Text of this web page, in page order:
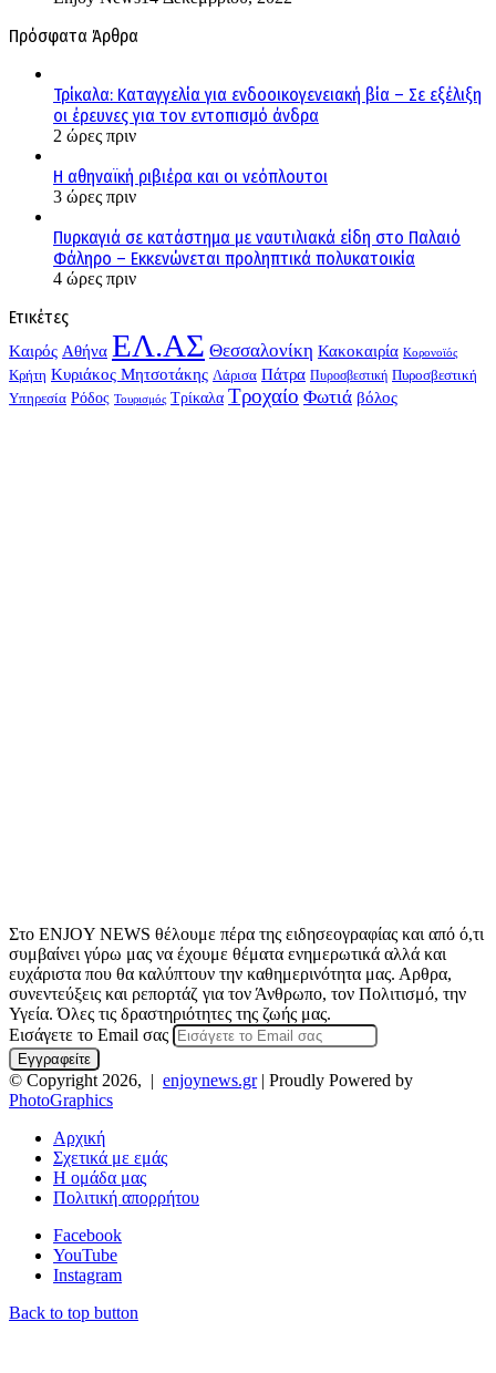
Πρόσφατα Άρθρα
Τρίκαλα: Καταγγελία για ενδοοικογενειακή βία – Σε εξέλιξη
οι έρευνες για τον εντοπισμό άνδρα
2 ώρες πριν
Η αθηναϊκή ριβιέρα και οι νεόπλουτοι
3 ώρες πριν
Πυρκαγιά σε κατάστημα με ναυτιλιακά είδη στο Παλαιό
Φάληρο – Εκκενώνεται προληπτικά πολυκατοικία
4 ώρες πριν
Ετικέτες
Kαιρός Αθήνα ΕΛ.ΑΣ Θεσσαλονίκη Κακοκαιρία Κορονοϊός
Κρήτη Κυριάκος Μητσοτάκης Λάρισα Πάτρα Πυροσβεστική Πυροσβεστική
Υπηρεσία Ρόδος Τουρισμός Τρίκαλα Τροχαίο Φωτιά βόλος
Στο ENJOY NEWS θέλουμε πέρα της ειδησεογραφίας και από ό,τι
συμβαίνει γύρω μας να έχουμε θέματα ενημερωτικά αλλά και
ευχάριστα που θα καλύπτουν την καθημερινότητα μας. Αρθρα,
συνεντεύξεις και ρεπορτάζ για τον Άνθρωπο, τον Πολιτισμό, την
Υγεία. Όλες τις δραστηριότητες της ζωής μας.
Εισάγετε το Email σας
© Copyright 2026, | enjoynews.gr| Proudly Powered by
PhotoGraphics
Αρχική
Σχετικά με εμάς
Η ομάδα μας
Πολιτική απορρήτου
Facebook
YouTube
Instagram
Back to top button